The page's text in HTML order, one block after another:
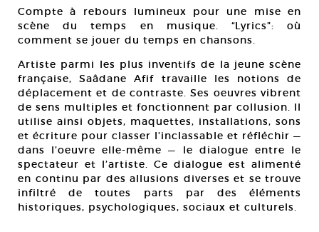
Compte à rebours lumineux pour une mise en
scène du temps en musique. “Lyrics”: où
comment se jouer du temps en chansons.
Artiste parmi les plus inventifs de la jeune scène
française, Saâdane Afif travaille les notions de
déplacement et de contraste. Ses oeuvres vibrent
de sens multiples et fonctionnent par collusion. Il
utilise ainsi objets, maquettes, installations, sons
et écriture pour classer l’inclassable et réfléchir —
dans l’oeuvre elle-même — le dialogue entre le
spectateur et l’artiste. Ce dialogue est alimenté
en continu par des allusions diverses et se trouve
infiltré de toutes parts par des éléments
historiques, psychologiques, sociaux et culturels.